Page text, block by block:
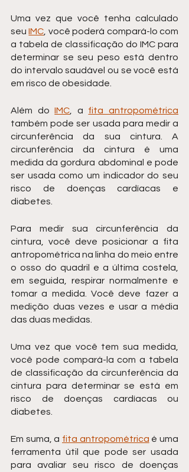
Uma vez que você tenha calculado
seu IMC , você poderá compará-lo com
a tabela de classificação do IMC para
determinar se seu peso está dentro
do intervalo saudável ou se você está
em risco de obesidade.
Além do IMC , a fita antropométrica
também pode ser usada para medir a
circunferência da sua cintura. A
circunferência da cintura é uma
medida da gordura abdominal e pode
ser usada como um indicador do seu
risco de doenças cardíacas e
diabetes.
Para medir sua circunferência da
cintura, você deve posicionar a fita
antropométrica na linha do meio entre
o osso do quadril e a última costela,
em seguida, respirar normalmente e
tomar a medida. Você deve fazer a
medição duas vezes e usar a média
das duas medidas.
Uma vez que você tem sua medida,
você pode compará-la com a tabela
de classificação da circunferência da
cintura para determinar se está em
risco de doenças cardíacas ou
diabetes.
Em suma, a fita antropométrica é uma
ferramenta útil que pode ser usada
para avaliar seu risco de doenças